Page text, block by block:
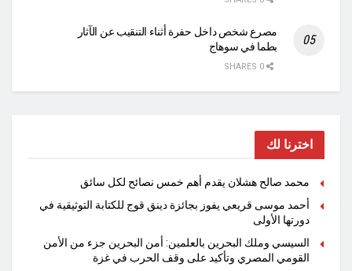
مصرع شخص داخل حفرة أثناء التنقيب عن الآثار
بطما في سوهاج
اخترنا لك
محمد صالح هشلان يقدم أهم خمس نصائح لكل سائق
أحمد موسى قريعي يفوز بجائزة دينق قوج للكتابة التوثيقية في
دورتها الأولى
السيسي وملك البحرين بالعلمين: أمن البحرين جزء من الأمن
القومي المصري وتأكيد على وقف الحرب في غزة